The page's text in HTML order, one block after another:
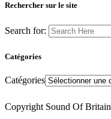
Rechercher sur le site
Search for:
Catégories
Catégories
Copyright Sound Of Britain